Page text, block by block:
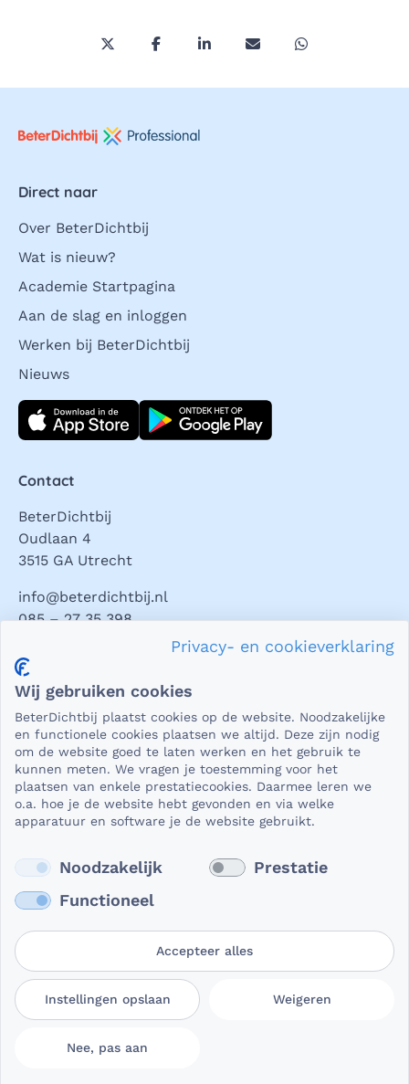
Deel deze pagina via Twitter/X
Deel deze pagina op Facebook
Deel deze pagina op
Deel deze pagina via
Deel deze
Direct naar
Over BeterDichtbij
Wat is nieuw?
Academie Startpagina
Aan de slag en inloggen
Werken bij BeterDichtbij
Nieuws
Download direct
Contact
BeterDichtbij
Oudlaan 4
3515 GA Utrecht
info@beterdichtbij.nl
085 – 27 35 398
Privacy en veiligheid
essentieel dat die beveiligd worden uitgewisseld. En dat
die gegevens niet in verkeerde handen vallen. Daar kun je
op rekenen bij BeterDichtbij.
Lees verder
Gebruikersvoorwaarden
Privacy- en
cookieverklaring
Cookievoorkeuren
Privacy- en cookieverklaring
Wij gebruiken cookies
BeterDichtbij plaatst cookies op de website. Noodzakelijke
en functionele cookies plaatsen we altijd. Deze zijn nodig
om de website goed te laten werken en het gebruik te
kunnen meten. We vragen je toestemming voor het
plaatsen van enkele prestatiecookies. Daarmee leren we
o.a. hoe je de website hebt gevonden en via welke
apparatuur en software je de website gebruikt.
Noodzakelijk
Prestatie
Functioneel
Accepteer alles
Instellingen opslaan Weigeren
Nee, pas aan